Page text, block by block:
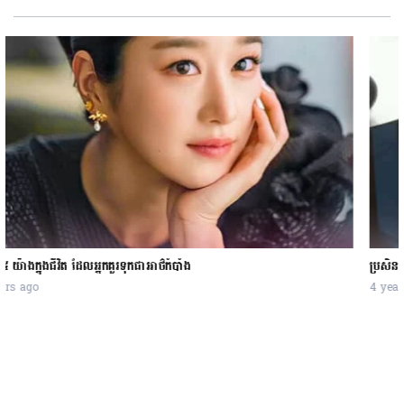
ប្រសិនបើគេងឧស្សាហ៍ភ្ញាក់ម៉ោង ៣-៥យប់ មានន័យបែបនេះ
4 years ago